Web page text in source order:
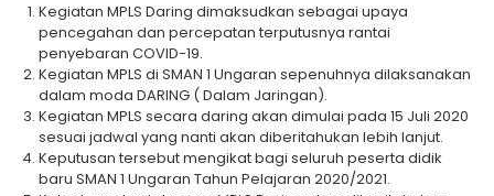
Kegiatan MPLS Daring dimaksudkan sebagai upaya
pencegahan dan percepatan terputusnya rantai
penyebaran COVID-19.
Kegiatan MPLS di SMAN 1 Ungaran sepenuhnya dilaksanakan
dalam moda DARING ( Dalam Jaringan).
Kegiatan MPLS secara daring akan dimulai pada 15 Juli 2020
sesuai jadwal yang nanti akan diberitahukan lebih lanjut.
Keputusan tersebut mengikat bagi seluruh peserta didik
baru SMAN 1 Ungaran Tahun Pelajaran 2020/2021.